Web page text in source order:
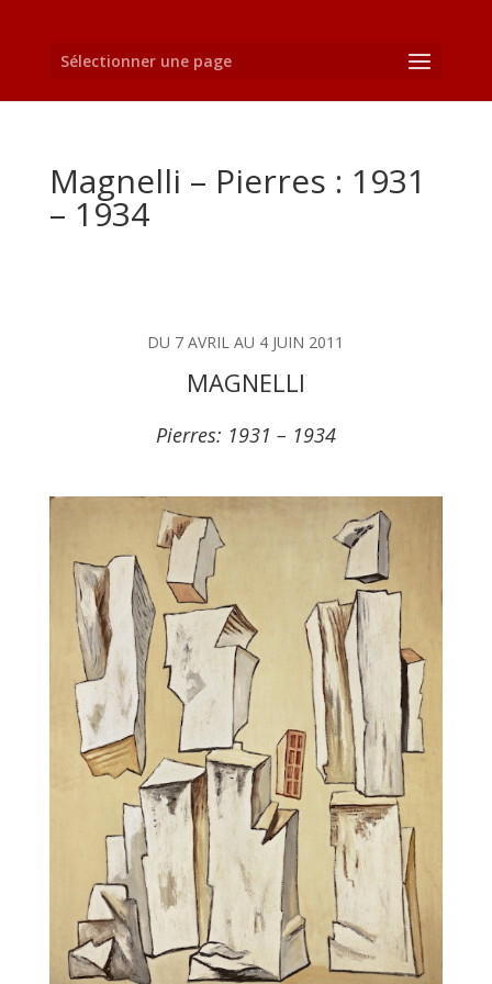
Sélectionner une page
Magnelli – Pierres : 1931
– 1934
DU 7 AVRIL AU 4 JUIN 2011
MAGNELLI
Pierres: 1931 – 1934